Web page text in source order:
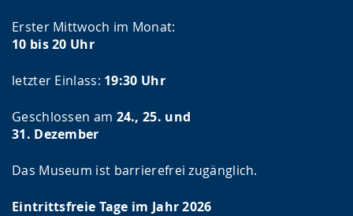
Erster Mittwoch im Monat:
10 bis 20 Uhr
letzter Einlass: 19:30 Uhr
Geschlossen am 24., 25. und
31. Dezember
Das Museum ist barrierefrei zugänglich.
Eintrittsfreie Tage im Jahr 2026